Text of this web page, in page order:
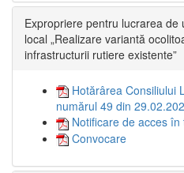
Expropriere pentru lucrarea de
local „Realizare variantă
infrastructurii rutiere existente”
Hotărârea Consiliului
numărul 49 din
Notificare de acces în
Convocare